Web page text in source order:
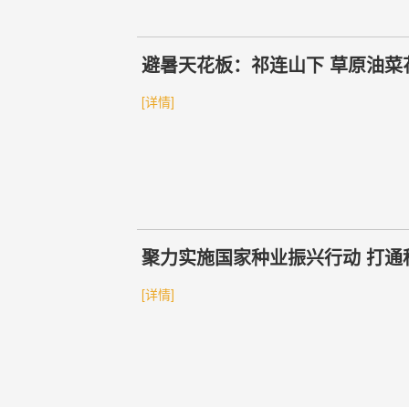
避暑天花板：祁连山下 草原油
[详情]
聚力实施国家种业振兴行动 打
产经营权集中转让
[详情]